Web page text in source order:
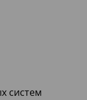
систем